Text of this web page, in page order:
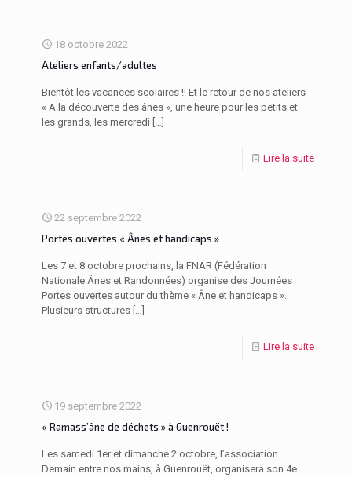
18 octobre 2022
Ateliers enfants/adultes
Bientôt les vacances scolaires !! Et le retour de nos ateliers
« A la découverte des ânes », une heure pour les petits et
les grands, les mercredi […]
Lire la suite
22 septembre 2022
Portes ouvertes « Ânes et handicaps »
Les 7 et 8 octobre prochains, la FNAR (Fédération
Nationale Ânes et Randonnées) organise des Journées
Portes ouvertes autour du thème « Âne et handicaps ».
Plusieurs structures […]
Lire la suite
19 septembre 2022
« Ramass’âne de déchets » à Guenrouët !
Les samedi 1er et dimanche 2 octobre, l’association
Demain entre nos mains, à Guenrouët, organisera son 4e